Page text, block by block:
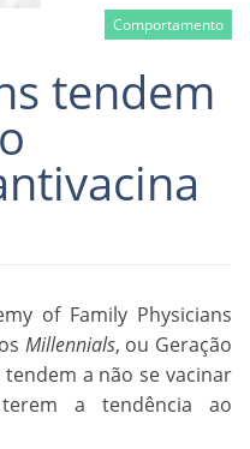
Comportamento
tendem
of Family Physicians
Millennials, ou Geração
a não se vacinar
a tendência ao